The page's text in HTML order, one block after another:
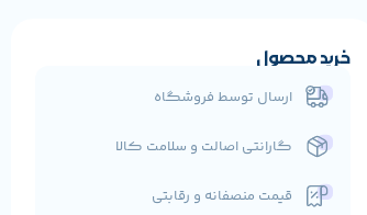
خرید محصول
ارسال توسط فروشگاه
گارانتی اصالت و سلامت کالا
قیمت منصفانه و رقابتی